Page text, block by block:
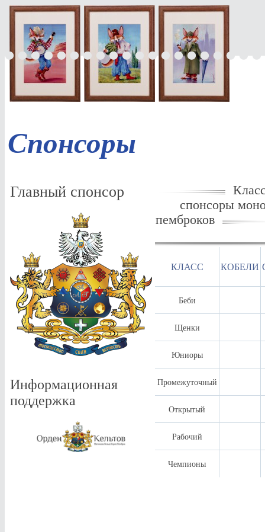
Спонсоры
Главный спонсор
Информационная
поддержка
спонсоры
пемброков
КЛАСС КОБЕЛИ
Беби
Щенки
Юниоры
Промежуточный
Открытый
Рабочий
Чемпионы